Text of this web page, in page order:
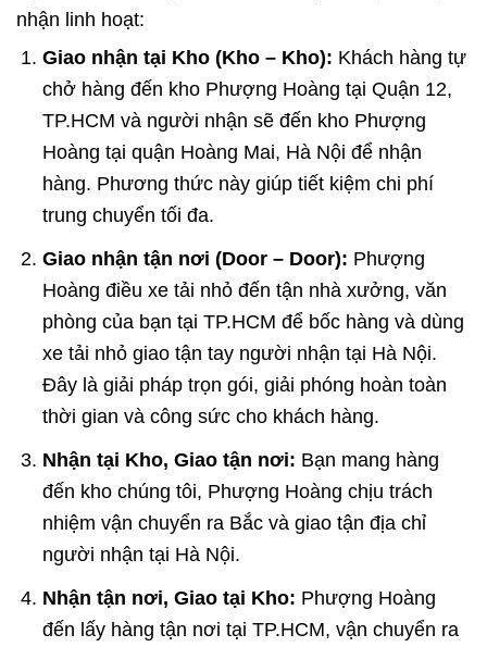
nhận linh hoạt:
Giao nhận tại Kho (Kho – Kho): Khách hàng tự
chở hàng đến kho Phượng Hoàng tại Quận 12,
TP.HCM và người nhận sẽ đến kho Phượng
Hoàng tại quận Hoàng Mai, Hà Nội để nhận
hàng. Phương thức này giúp tiết kiệm chi phí
trung chuyển tối đa.
Giao nhận tận nơi (Door – Door): Phượng
Hoàng điều xe tải nhỏ đến tận nhà xưởng, văn
phòng của bạn tại TP.HCM để bốc hàng và dùng
xe tải nhỏ giao tận tay người nhận tại Hà Nội.
Đây là giải pháp trọn gói, giải phóng hoàn toàn
thời gian và công sức cho khách hàng.
Nhận tại Kho, Giao tận nơi: Bạn mang hàng
đến kho chúng tôi, Phượng Hoàng chịu trách
nhiệm vận chuyển ra Bắc và giao tận địa chỉ
người nhận tại Hà Nội.
Nhận tận nơi, Giao tại Kho: Phượng Hoàng
đến lấy hàng tận nơi tại TP.HCM, vận chuyển ra